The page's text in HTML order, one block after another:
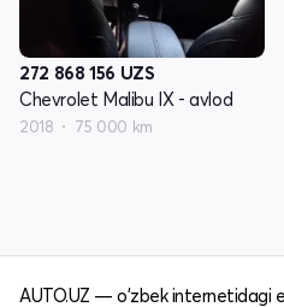
272 868 156 UZS
Chevrolet Malibu IX - avlod
2018 75 000 km
AUTO.UZ — o'zbek internetidagi